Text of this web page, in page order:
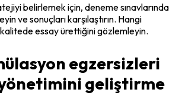
belirlemek için, deneme sınavlarında
ve sonuçları karşılaştırın. Hangi
kalitede essay ürettiğini gözlemleyin.
egzersizleri
geliştirme